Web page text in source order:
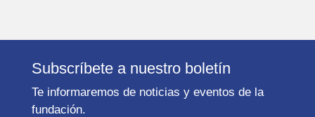
Subscríbete a nuestro boletín
Te informaremos de noticias y eventos de la
fundación.